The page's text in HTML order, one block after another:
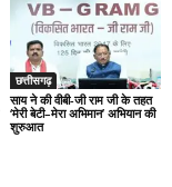
छत्तीसगढ़
साय ने की वीबी-जी राम जी के तहत
‘मेरी बेटी–मेरा अभिमान’ अभियान की
शुरुआत